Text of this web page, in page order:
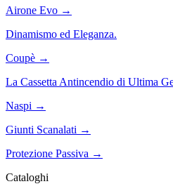
Airone Evo →
Dinamismo ed Eleganza.
Coupè →
La Cassetta Antincendio di Ultima
Naspi →
Giunti Scanalati →
Protezione Passiva →
Cataloghi